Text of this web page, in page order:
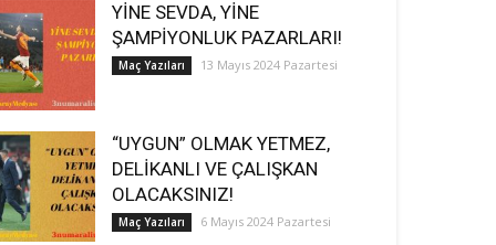
YİNE SEVDA, YİNE
ŞAMPİYONLUK PAZARLARI!
Maç Yazıları 13 Mayıs 2024 Pazartesi
“UYGUN” OLMAK YETMEZ,
DELİKANLI VE ÇALIŞKAN
OLACAKSINIZ!
Maç Yazıları 6 Mayıs 2024 Pazartesi